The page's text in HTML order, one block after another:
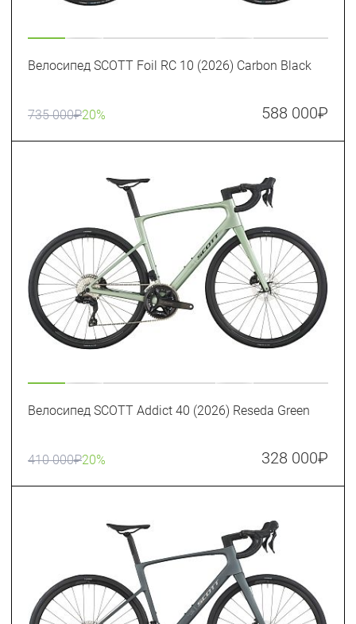
Велосипед SCOTT Foil RC 10 (2026) Carbon Black
735 000₽20% 588 000₽
Велосипед SCOTT Addict 40 (2026) Reseda Green
410 000₽20% 328 000₽